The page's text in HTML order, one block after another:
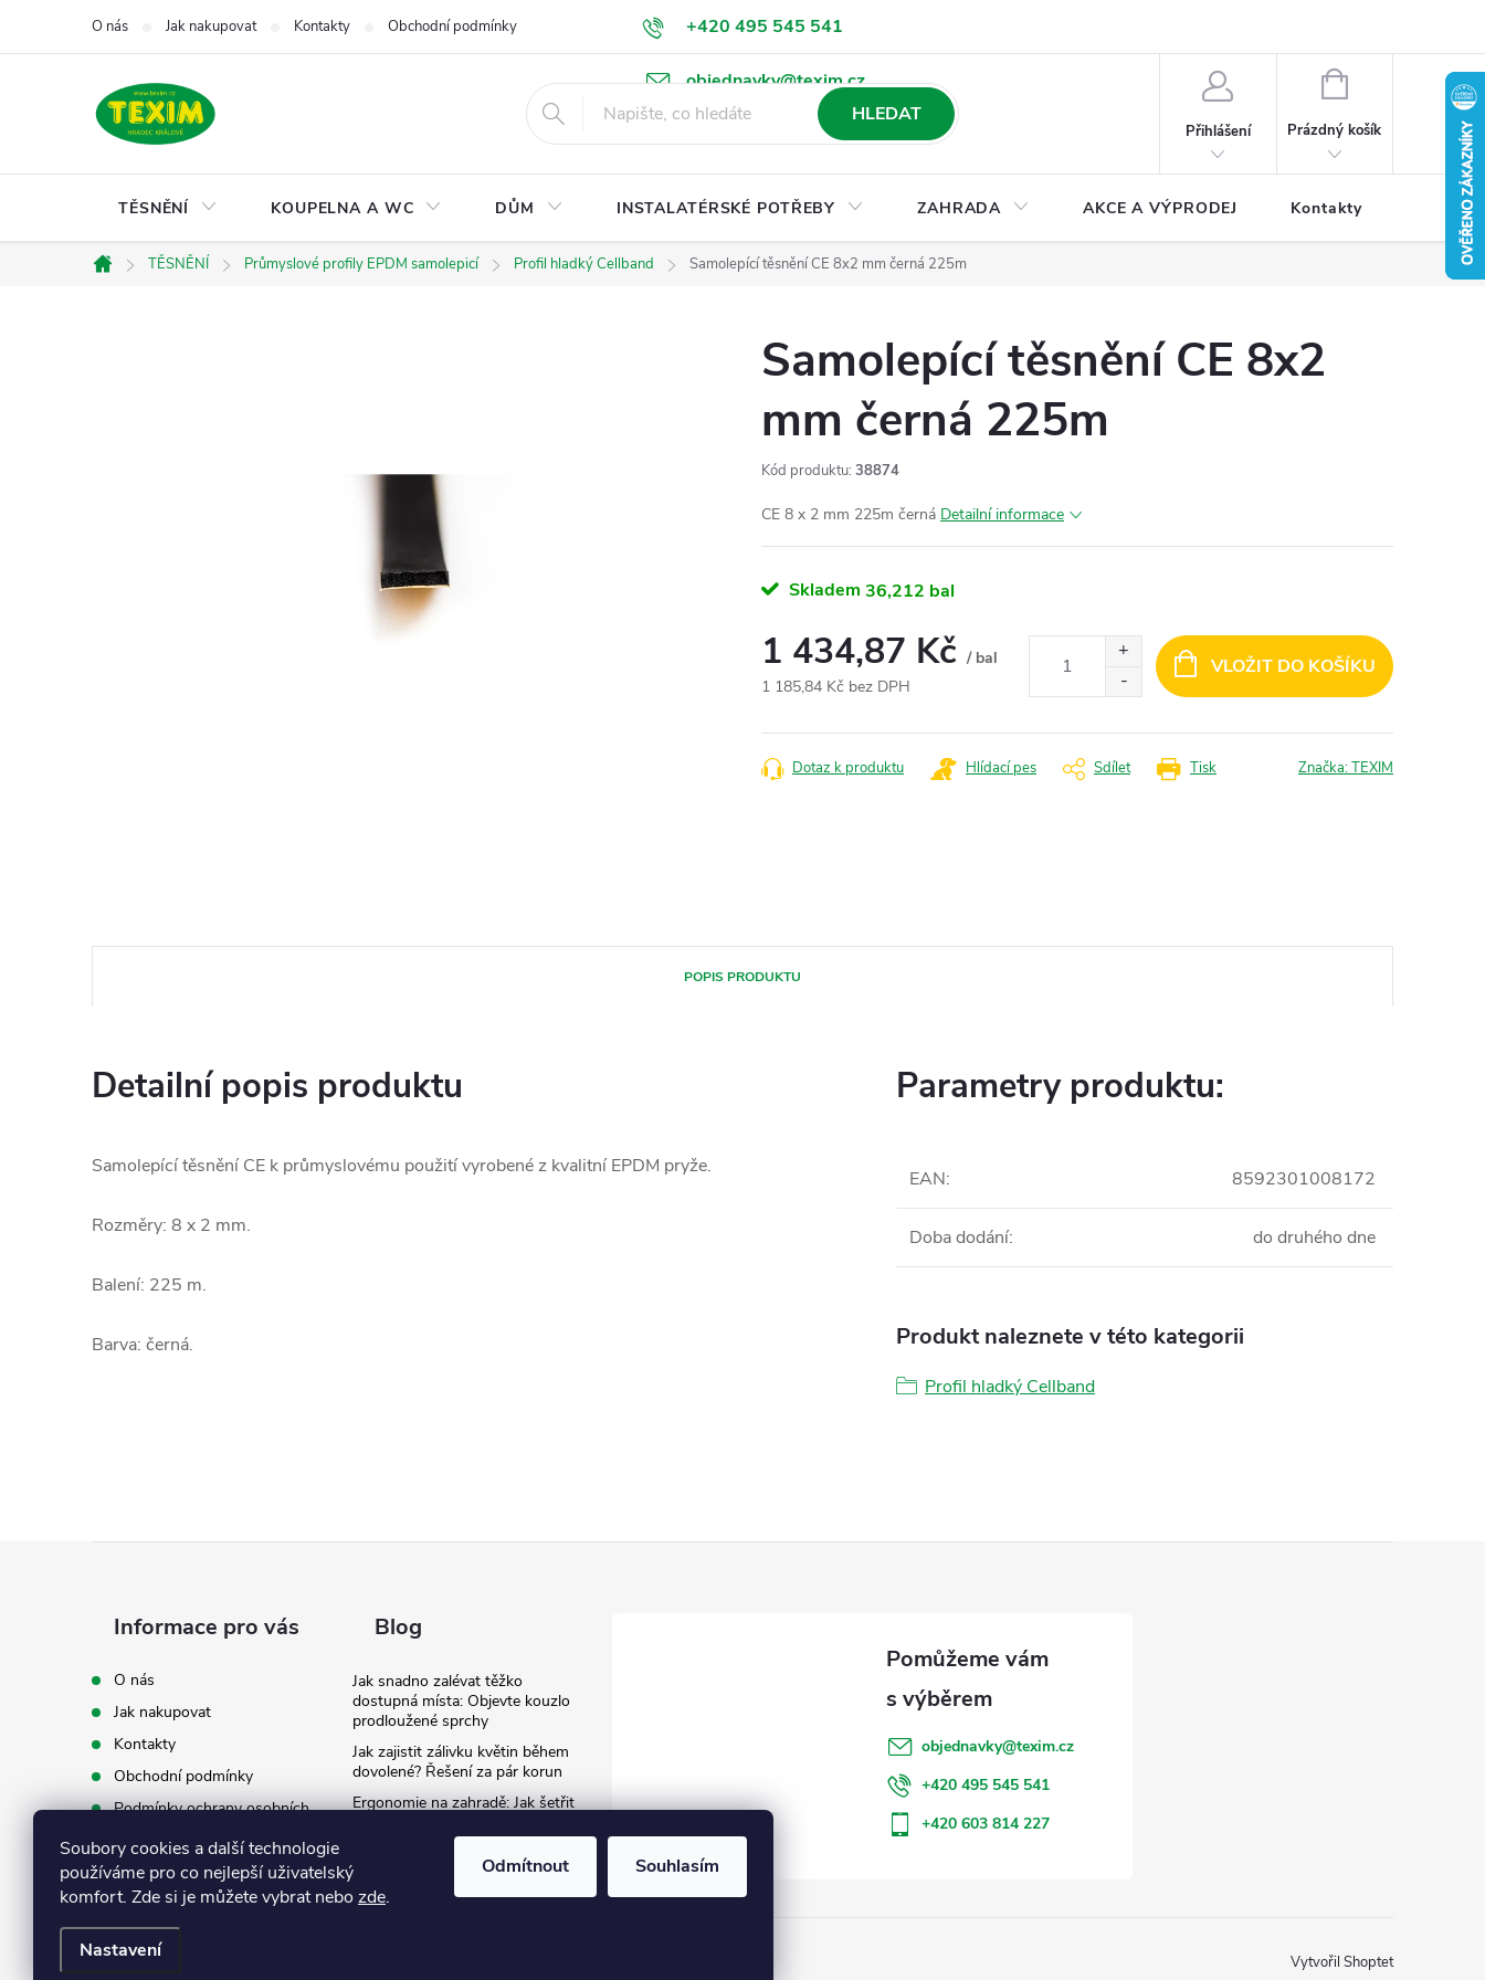
Soubory cookies a další technologie
používáme pro co nejlepší uživatelský
komfort. Zde si je můžete vybrat nebo zde.
Nastavení
Odmítnout Souhlasím
+420 495 545 541
objednavky@texim.cz
O nás Jak nakupovat Kontakty Obchodní podmínky Podmínky ochrany osobních údajů Ke stažení
HLEDAT
Přihlášení
NÁKUPNÍ
Prázdný košík
TĚSNĚNÍ KOUPELNA A WC DŮM INSTALATÉRSKÉ POTŘEBY ZAHRADA AKCE A VÝPRODEJ Kontakty
Domů
TĚSNĚNÍ Průmyslové profily EPDM samolepicí Profil hladký Cellband Samolepící těsnění CE 8x2 mm černá 225m
Samolepící těsnění CE 8x2
mm černá 225m
Kód produktu: 38874
CE 8 x 2 mm 225m černá Detailní informace
Skladem 36,212 bal
1 434,87 Kč / bal
1 185,84 Kč bez DPH
cena:
VLOŽIT DO KOŠÍKU
Tisk
Dotaz k produktu Hlídací pes Sdílet Značka:TEXIM
POPIS PRODUKTU
Detailní popis produktu
Samolepící těsnění CE k průmyslovému použití vyrobené z kvalitní EPDM pryže.
Rozměry: 8 x 2 mm.
Balení: 225 m.
Barva: černá.
Parametry produktu:
EAN: 8592301008172
Doba dodání: do druhého dne
Produkt naleznete v této kategorii
Profil hladký Cellband
Informace pro vás
O nás
Jak nakupovat
Kontakty
Obchodní podmínky
Podmínky ochrany osobních
Ke stažení
Blog
Jak snadno zalévat těžko
dostupná místa: Objevte kouzlo
prodloužené sprchy
Jak zajistit zálivku květin během
dovolené? Řešení za pár korun
Ergonomie na zahradě: Jak šetřit
objednavky@texim.cz
+420 495 545 541
+420 603 814 227
Vytvořil Shoptet
Copyright 2026